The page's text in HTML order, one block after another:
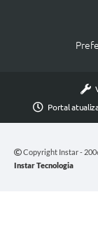
Portal
Copyright Instar -
Instar Tecnologia